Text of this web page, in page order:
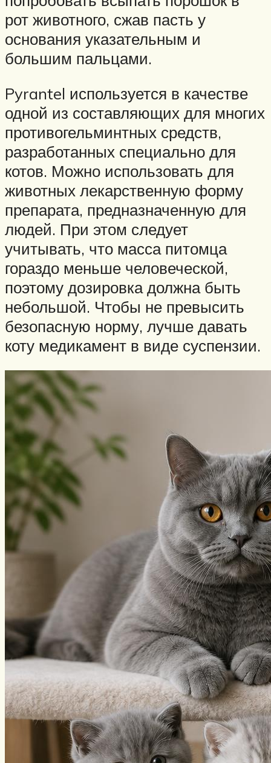
рот животного, сжав пасть у
основания указательным и
большим пальцами.
Pyrantel используется в качестве
одной из составляющих для многих
противогельминтных средств,
разработанных специально для
котов. Можно использовать для
животных лекарственную форму
препарата, предназначенную для
людей. При этом следует
учитывать, что масса питомца
гораздо меньше человеческой,
поэтому дозировка должна быть
небольшой. Чтобы не превысить
безопасную норму, лучше давать
коту медикамент в виде суспензии.